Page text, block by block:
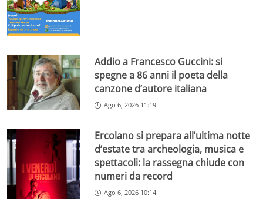
Addio a Francesco Guccini: si
spegne a 86 anni il poeta della
canzone d’autore italiana
Ago 6, 2026 11:19
Ercolano si prepara all’ultima notte
d’estate tra archeologia, musica e
spettacoli: la rassegna chiude con
numeri da record
Ago 6, 2026 10:14